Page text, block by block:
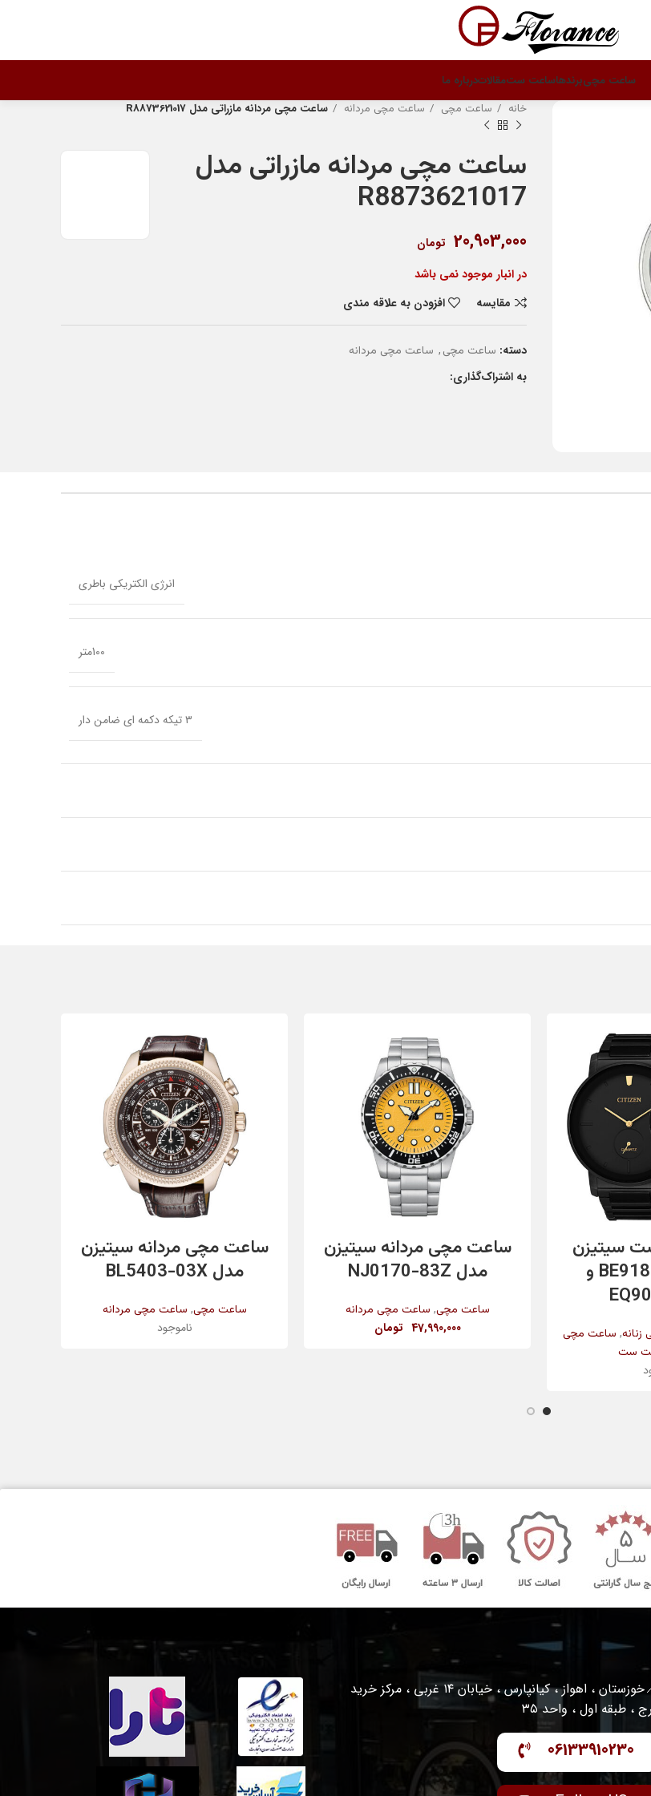
ساعت مچیبرندهاساعت ستمقالاتدرباره ما
خانه ساعت مچی ساعت مچی مردانه ساعت مچی مردانه مازراتی مدل R8873621017
ساعت مچی مردانه مازراتی مدل
R8873621017
20,903,000 تومان
در انبار موجود نمی باشد
مقایسه
افزودن به علاقه مندی
دسته: ساعت مچی, ساعت مچی مردانه
به اشتراک‌گذاری:
انرژی الکتریکی باطری
100متر
۳ تیکه دکمه ای ضامن دار
گرد
دو سال گارانتی بین المللی
سیتیزن
مدل BE9187-53E و
, ساعت مچی
ست
افزودن به سبد خرید
ساعت مچی مردانه سیتیزن
مدل NJ0170-83Z
ساعت مچی, ساعت مچی مردانه
47,990,000 تومان
اطلاعات بیشتر
ساعت مچی مردانه سیتیزن
مدل BL5403-03X
ساعت مچی, ساعت مچی مردانه
ناموجود
📍خوزستان ، اهواز ، کیانپارس ، خیابان ۱۴ غربی ، مرکز خرید
، طبقه اول ، واحد ۳۵
06133910230